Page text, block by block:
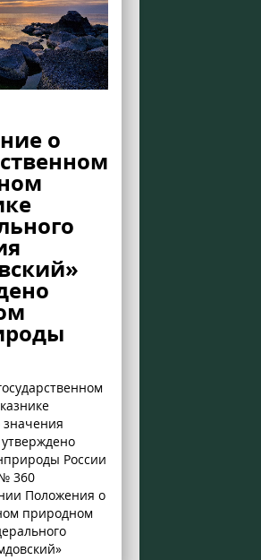
о
значения
России
360
Положения о
природном